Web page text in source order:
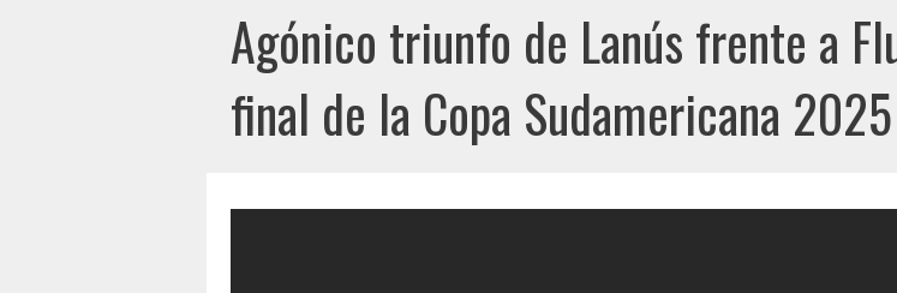
Agónico triunfo de Lanús frente a
final de la Copa Sudamericana 2025